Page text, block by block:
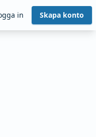
in Skapa konto